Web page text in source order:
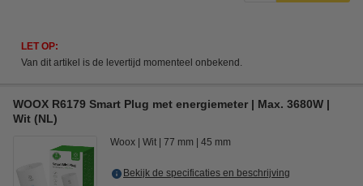
LET OP:
Van dit artikel is de levertijd momenteel onbekend.
WOOX R6179 Smart Plug met energiemeter | Max. 3680W |
Wit (NL)
Woox Wit 77 mm 45 mm
Bekijk de specificaties en beschrijving